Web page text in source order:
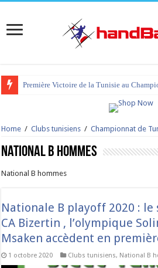
Première Victoire de la Tunisie au
tournoi international Hammamet 2023 :
Home / Clubs tunisiens / Championnat de
National B hommes
National B hommes
Nationale B playoff 2020 :
CA Bizertin , l’olympique
Msaken accèdent en
1 octobre 2020 Clubs tunisiens, National B